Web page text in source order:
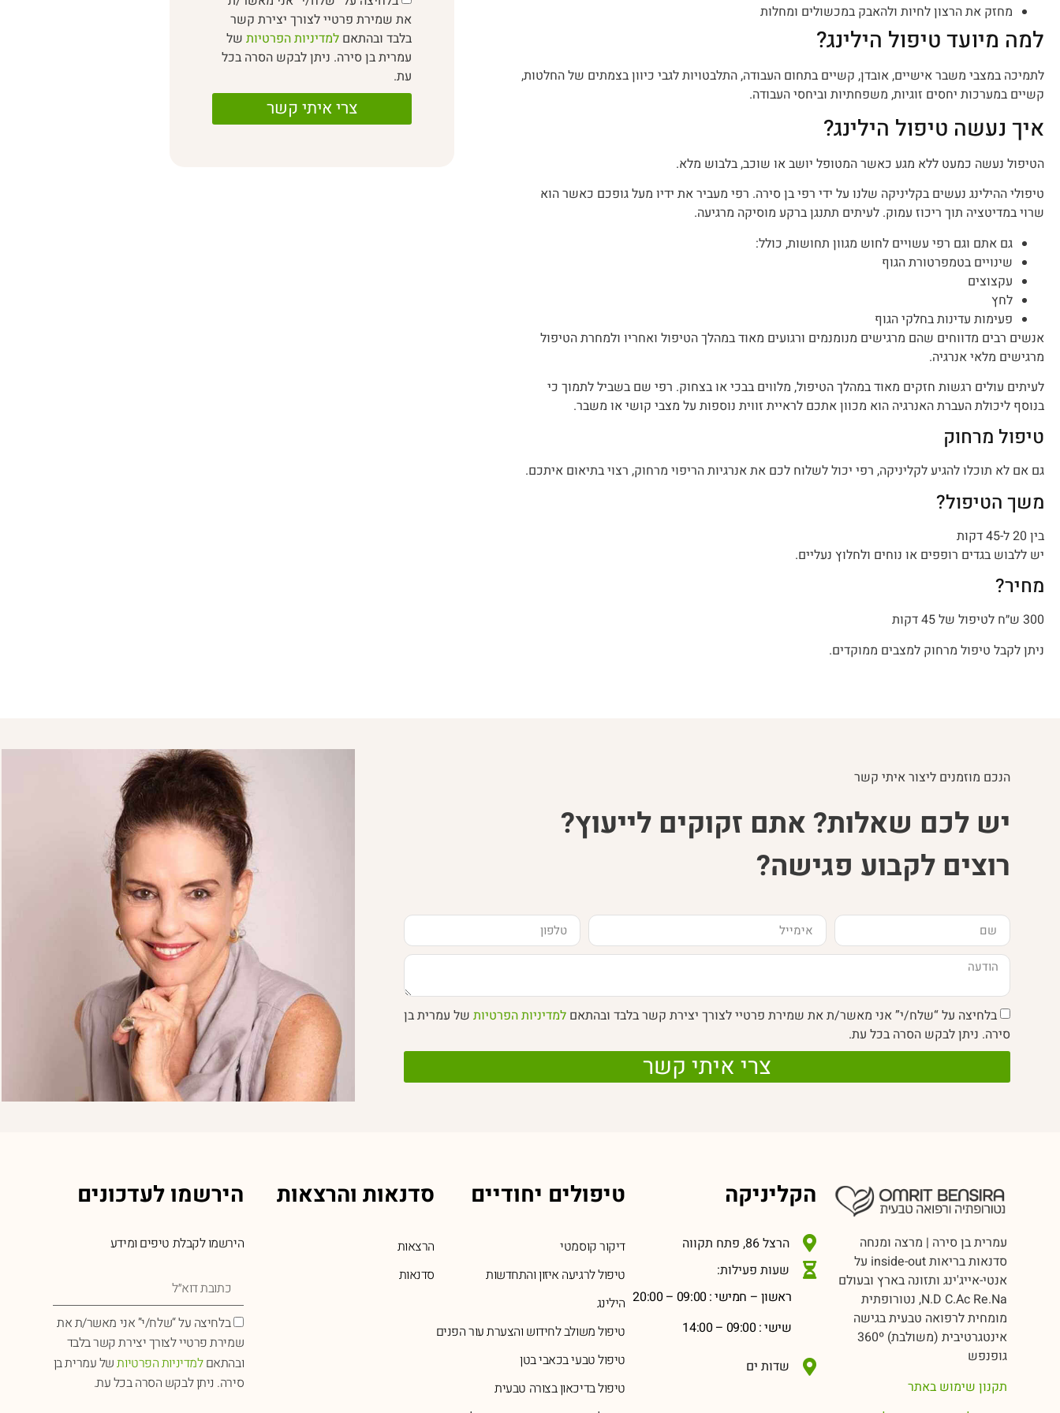
מחזק את הרצון לחיות ולהאבק במכשולים ומחלות
למה מיועד טיפול הילינג?
לתמיכה במצבי משבר אישיים, אובדן, קשיים בתחום העבודה, התלבטויות לגבי כיוון בצמתים של החלטות,
קשיים במערכות יחסים זוגיות, משפחתיות וביחסי העבודה.
איך נעשה טיפול הילינג?
הטיפול נעשה כמעט ללא מגע כאשר המטופל יושב או שוכב, בלבוש מלא.
טיפולי ההילינג נעשים בקליניקה שלנו על ידי רפי בן סירה. רפי מעביר את ידיו מעל גופכם כאשר הוא
שרוי במדיטציה תוך ריכוז עמוק. לעיתים תתנגן ברקע מוסיקה מרגיעה.
גם אתם וגם רפי עשויים לחוש מגוון תחושות, כולל:
שינויים בטמפרטורת הגוף
עקצוצים
לחץ
פעימות עדינות בחלקי הגוף
אנשים רבים מדווחים שהם מרגישים מנומנמים ורגועים מאוד במהלך הטיפול ואחריו ולמחרת הטיפול
מרגישים מלאי אנרגיה.
לעיתים עולים רגשות חזקים מאוד במהלך הטיפול, מלווים בבכי או בצחוק. רפי שם בשביל לתמוך כי
בנוסף ליכולת העברת האנרגיה הוא מכוון אתכם לראיית זווית נוספות על מצבי קושי או משבר.
טיפול מרחוק
גם אם לא תוכלו להגיע לקליניקה, רפי יכול לשלוח לכם את אנרגיות הריפוי מרחוק, רצוי בתיאום איתכם.
משך הטיפול?
בין 20 ל-45 דקות
יש ללבוש בגדים רופפים או נוחים ולחלוץ נעליים.
מחיר?
300 ש״ח לטיפול של 45 דקות
ניתן לקבל טיפול מרחוק למצבים ממוקדים.
את שמירת פרטיי לצורך יצירת קשר
בלבד ובהתאםלמדיניות הפרטיות של
עמרית בן סירה. ניתן לבקש הסרה בכל
עת.
צרי איתי קשר
הנכם מוזמנים ליצור איתי קשר
יש לכם שאלות? אתם זקוקים לייעוץ?
רוצים לקבוע פגישה?
בלחיצה על “שלח/י” אני מאשר/ת את שמירת פרטיי לצורך יצירת קשר בלבד ובהתאם למדיניות הפרטיות של עמרית בן
סירה. ניתן לבקש הסרה בכל עת.
צרי איתי קשר
עמרית בן סירה | מרצה ומנחה
סדנאות בריאות inside-out על
אנטי-אייג'ינג ותזונה בארץ ובעולם
N.D C.Ac Re.Na, נטורופתית
מומחית לרפואה טבעית בגישה
אינטגרטיבית (משולבת) 360º
גופנפש
תקנון שימוש באתר
הקליניקה
הרצל 86, פתח תקווה
שעות פעילות:
ראשון – חמישי : 09:00 – 20:00
שישי : 09:00 – 14:00
שדות ים
טיפולים יחודיים
דיקור קוסמטי
טיפול לרגיעה איזון והתחדשות
הילינג
טיפול משולב לחידוש והצערת עור הפנים
טיפול טבעי בכאבי בטן
טיפול בדיכאון בצורה טבעית
סדנאות והרצאות
הרצאות
סדנאות
הירשמו לעדכונים
הירשמו לקבלת טיפים ומידע
בלחיצה על “שלח/י” אני מאשר/ת את
שמירת פרטיי לצורך יצירת קשר בלבד
ובהתאםלמדיניות הפרטיותשל עמרית בן
סירה. ניתן לבקש הסרה בכל עת.